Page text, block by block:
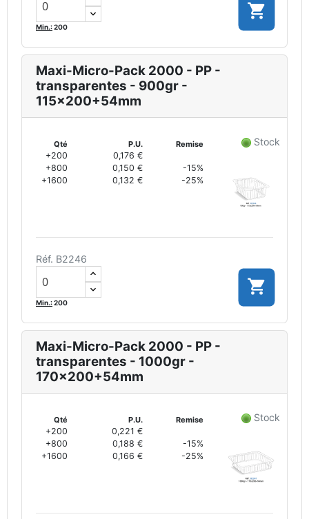
Min.:200

Maxi-Micro-Pack 2000 - PP -
transparentes - 900gr -
115x200+54mm
Qté P.U. Remise
+200
0,176 €
+800
0,150 €
-15%
+1600
0,132 € -25%
Stock
Réf. B2246
Min.:200

Maxi-Micro-Pack 2000 - PP -
transparentes - 1000gr -
170x200+54mm
Qté P.U. Remise
+200
0,221 €
+800
0,188 €
-15%
+1600
0,166 € -25%
Stock